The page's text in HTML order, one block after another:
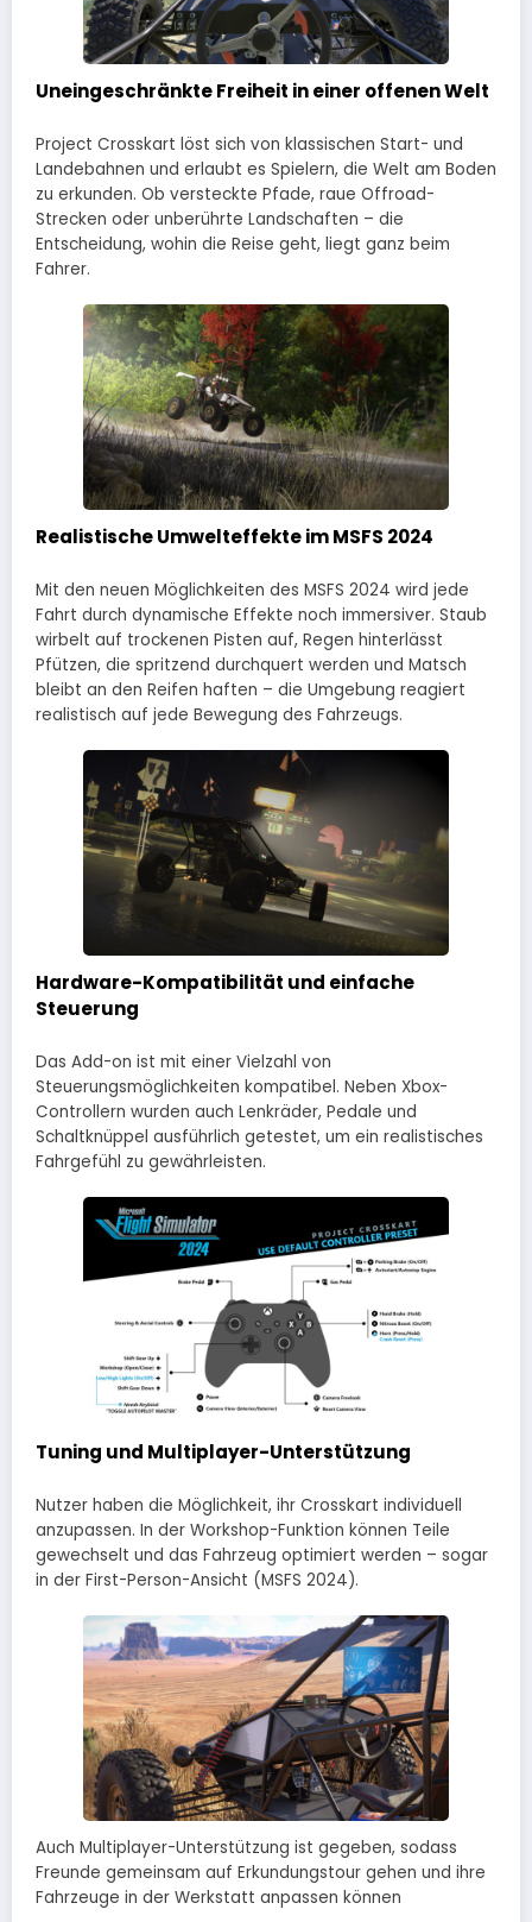
Uneingeschränkte Freiheit in einer offenen Welt
Project Crosskart löst sich von klassischen Start- und
Landebahnen und erlaubt es Spielern, die Welt am Boden
zu erkunden. Ob versteckte Pfade, raue Offroad-
Strecken oder unberührte Landschaften – die
Entscheidung, wohin die Reise geht, liegt ganz beim
Fahrer.
Realistische Umwelteffekte im MSFS 2024
Mit den neuen Möglichkeiten des MSFS 2024 wird jede
Fahrt durch dynamische Effekte noch immersiver. Staub
wirbelt auf trockenen Pisten auf, Regen hinterlässt
Pfützen, die spritzend durchquert werden und Matsch
bleibt an den Reifen haften – die Umgebung reagiert
realistisch auf jede Bewegung des Fahrzeugs.
Hardware-Kompatibilität und einfache
Steuerung
Das Add-on ist mit einer Vielzahl von
Steuerungsmöglichkeiten kompatibel. Neben Xbox-
Controllern wurden auch Lenkräder, Pedale und
Schaltknüppel ausführlich getestet, um ein realistisches
Fahrgefühl zu gewährleisten.
Tuning und Multiplayer-Unterstützung
Nutzer haben die Möglichkeit, ihr Crosskart individuell
anzupassen. In der Workshop-Funktion können Teile
gewechselt und das Fahrzeug optimiert werden – sogar
in der First-Person-Ansicht (MSFS 2024).
Auch Multiplayer-Unterstützung ist gegeben, sodass
Freunde gemeinsam auf Erkundungstour gehen und ihre
Fahrzeuge in der Werkstatt anpassen können